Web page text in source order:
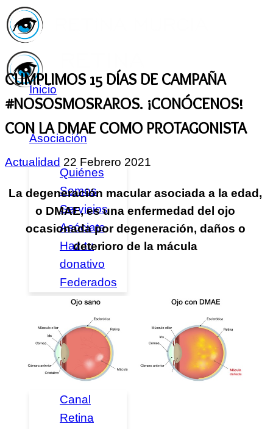
Inicio
Asociación
Quiénes
Somos
Servicios
Asóciate
Haz tu
donativo
Federados
Publicaciones
Canal
Retina
CUMPLIMOS 15 DÍAS DE CAMPAÑA
#NOSOSMOSRAROS. ¡CONÓCENOS!
CON LA DMAE COMO PROTAGONISTA
Actualidad 22 Febrero 2021
La degeneración macular asociada a la edad,
o DMAE, es una enfermedad del ojo
ocasionada por degeneración, daños o
deterioro de la mácula